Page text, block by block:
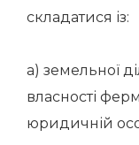
складатися із:
а) земельної
власності
юридичній